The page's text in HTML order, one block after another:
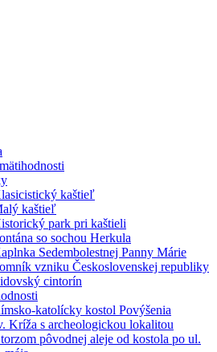
kaštieľ
kaštieľ
park pri kaštieli
so sochou Herkula
Sedembolestnej Panny Márie
vzniku Československej republiky
cintorín
katolícky kostol Povýšenia
Kríža s archeologickou lokalitou
pôvodnej aleje od kostola po ul.